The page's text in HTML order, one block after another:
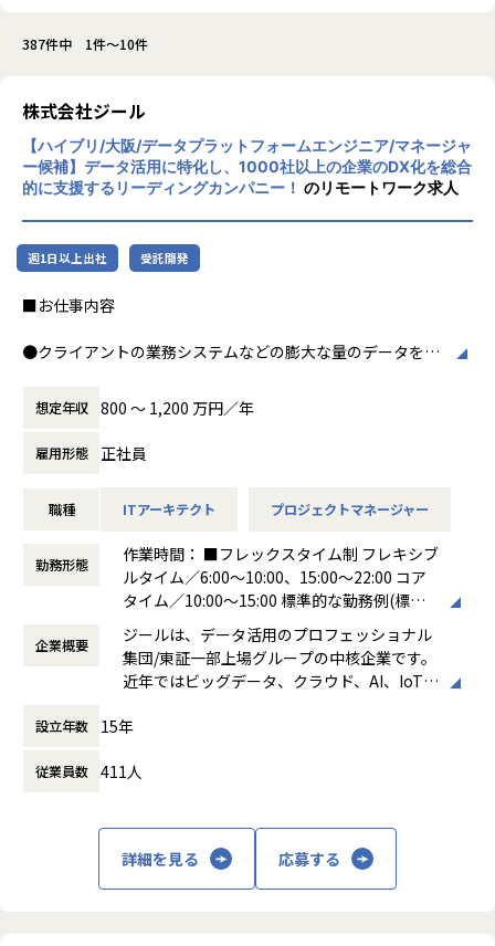
387件中 1件～10件
株式会社ジール
【ハイブリ/大阪/データプラットフォームエンジニア/マネージャ
ー候補】データ活用に特化し、1000社以上の企業のDX化を総合
的に支援するリーディングカンパニー！ のリモートワーク求人
週1日以上出社 受託開発
■お仕事内容
●クライアントの業務システムなどの膨大な量のデータを蓄
s Intelligence)と呼ばれるシステムの導入から実行支援まで
を行っています。またクラウドを含むデータ基盤全体のDX構
想から実施します。
まで、プロジェクトに一気通貫で関わって頂きます。
く、DB、インフラ、プロジェクト管理、エンドユーザーと
のコミュニケーション能力など、幅広い経験に基づくスキル
アップ・キャリアアップが可能な環境です。
●エンドユーザー様と直接やり取りをする立場であり、要件
定義など上流工程に携われます。
適正に応じて、会社の指示する業務への異動を命じることが
想定年収 800 〜 1,200 万円／年
雇用形態 正社員
職種 ITアーキテクト プロジェクトマネージャー
勤務形態
作業時間： ■フレックスタイム制 フレキシブ
ルタイム／6:00～10:00、15:00～22:00 コア
タイム／10:00～15:00 標準的な勤務例(標準
労働時間)／9:00～18:00
働き方：フレックス制（コアタイムあり）
時間外労働の有無： 有（月平均19時間）
休憩時間： 60分
企業概要
ジールは、データ活用のプロフェッショナル
集団/東証一部上場グループの中核企業です。
近年ではビッグデータ、クラウド、AI、IoTを
する立場にスコープを拡張しています。
顧客の大半は大手企業となっており、30年以
■Mission：専門性と技術力、高度な分析ノ
設立年数 15年
従業員数 411人
詳細を見る 応募する